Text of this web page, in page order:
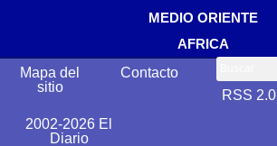
MEDIO ORIENTE
AFRICA
Mapa del
sitio
Contacto
RSS 2.0
2002-2026 El
Diario